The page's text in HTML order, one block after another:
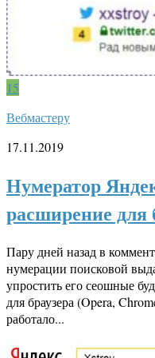
15
Вебмастеру
17.11.2019
Нумератор
расширение для
Пару дней назад в
нумерации поисковой
упростить его сеошные
для браузера (Opera,
работало...